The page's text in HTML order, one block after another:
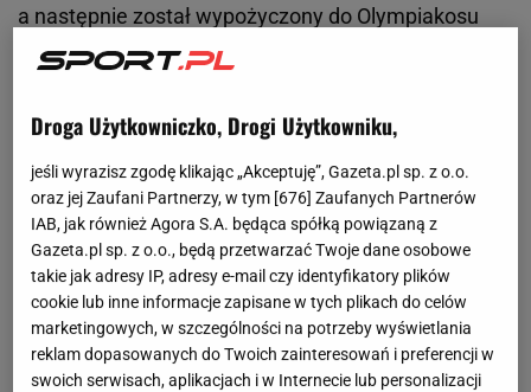
a następnie został wypożyczony do Olympiakosu
Pireus, gdzie występował głównie w rezerwach.
Duesseldorf odżył. Zdobył zaufanie trenera i
Dawidem Kownackim przeprowadzili kilka
znakomitych akcji, po których padły gole. Wydaje się,
że przygoda obu reprezentantów Polski z
niemieckim klubem dobiega końca. Fortuny nie stać
na wykupienie Karbownika i ten najprawdopodobniej
wróci do Brighton.
Droga Użytkowniczko, Drogi Użytkowniku,
jeśli wyrazisz zgodę klikając „Akceptuję”, Gazeta.pl sp. z o.o.
oraz jej Zaufani Partnerzy, w tym [676] Zaufanych Partnerów
IAB, jak również Agora S.A. będąca spółką powiązaną z
Gazeta.pl sp. z o.o., będą przetwarzać Twoje dane osobowe
takie jak adresy IP, adresy e-mail czy identyfikatory plików
cookie lub inne informacje zapisane w tych plikach do celów
marketingowych, w szczególności na potrzeby wyświetlania
reklam dopasowanych do Twoich zainteresowań i preferencji w
swoich serwisach, aplikacjach i w Internecie lub personalizacji